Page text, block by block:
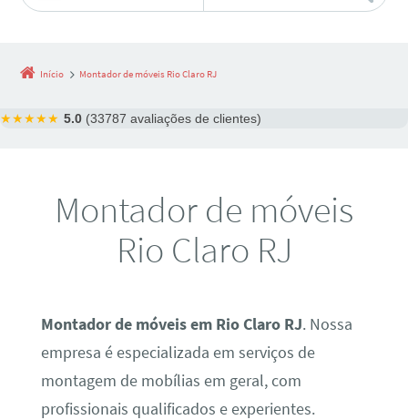
Início Montador de móveis Rio Claro RJ
★★★★★ 5.0 (33787 avaliações de clientes)
Montador de móveis
Rio Claro RJ
Montador de móveis em Rio Claro RJ. Nossa
empresa é especializada em serviços de
montagem de mobílias em geral, com
profissionais qualificados e experientes.